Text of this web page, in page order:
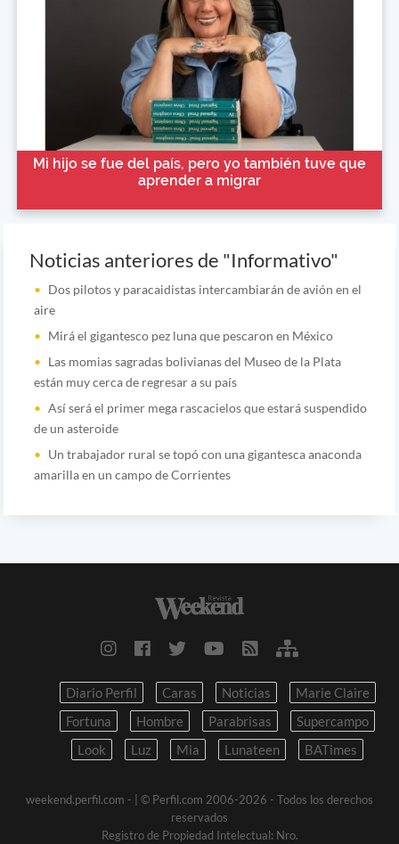
Mi hijo se fue del país, pero yo también tuve que
aprender a migrar
Noticias anteriores de "Informativo"
Dos pilotos y paracaidistas intercambiarán de avión en el
aire
Mirá el gigantesco pez luna que pescaron en México
Las momias sagradas bolivianas del Museo de la Plata
están muy cerca de regresar a su país
Así será el primer mega rascacielos que estará suspendido
de un asteroide
Un trabajador rural se topó con una gigantesca anaconda
amarilla en un campo de Corrientes
Diario Perfil Caras Noticias
Marie Claire
Fortuna
Hombre Parabrisas
Supercampo
Look
Luz Mia Lunateen BATimes
weekend.perfil.com -
| © Perfil.com 2006-2026 - Todos los derechos
reservados
Registro de Propiedad Intelectual: Nro.